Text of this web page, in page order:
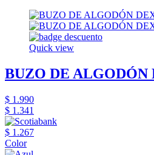
Quick view
BUZO DE ALGODÓN
$ 1.990
$ 1.341
$ 1.267
Color